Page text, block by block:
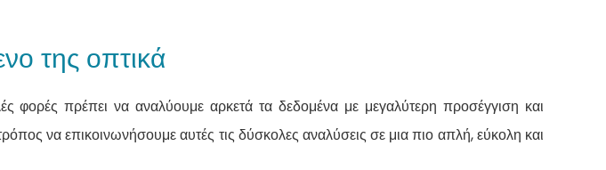
της οπτικά
φορές πρέπει να αναλύουμε αρκετά τα δεδομένα με μεγαλύτερη προσέγγιση και
να επικοινωνήσουμε αυτές τις δύσκολες αναλύσεις σε μια πιο απλή, εύκολη και